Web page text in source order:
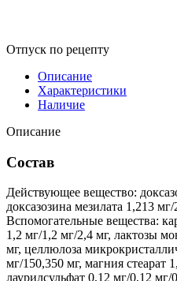
Отпуск по рецепту
Описание
Характеристики
Наличие
Описание
Состав
Действующее вещество:
доксазозина мезилата 1,213
Вспомогательные вещества:
1,2 мг/1,2 мг/2,4 мг, лактозы
мг, целлюлоза
мг/150,350 мг, магния стеарат
лаурилсульфат 0,12 мг/0,12